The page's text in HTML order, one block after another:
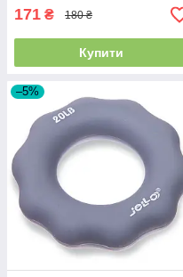
171 ₴ 180 ₴
Купити
–5%